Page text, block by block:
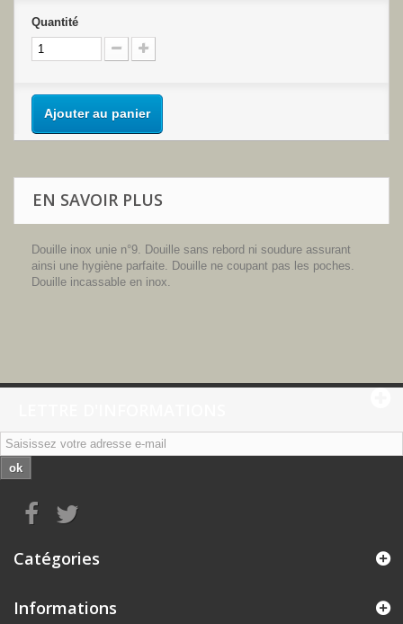
Quantité
Ajouter au panier
EN SAVOIR PLUS
Douille inox unie n°9. Douille sans rebord ni soudure assurant
ainsi une hygiène parfaite. Douille ne coupant pas les poches.
Douille incassable en inox.
ok
Catégories
Informations